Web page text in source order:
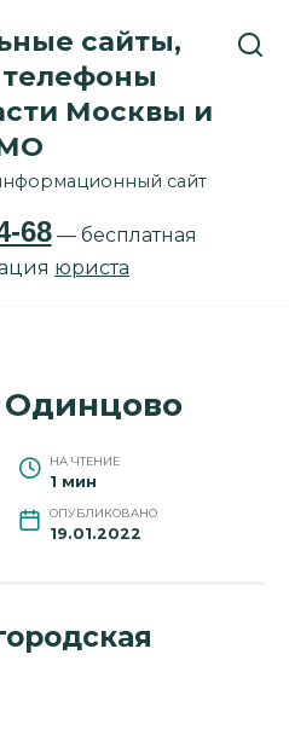
сайты,
Москвы и
сайт
68— бесплатная
юриста
Одинцово
НА ЧТЕНИЕ
1 мин
ОПУБЛИКОВАНО
19.01.2022